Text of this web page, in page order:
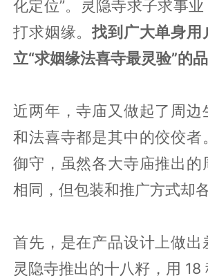
化定位”。灵隐寺求子求事
打求姻缘。找到广大单身用
立“求姻缘法喜寺最灵验”的品
近两年，寺庙又做起了周边
和法喜寺都是其中的佼佼者
御守，虽然各大寺庙推出的
相同，但包装和推广方式却
首先，是在产品设计上做出
灵隐寺推出的十八籽，用 18